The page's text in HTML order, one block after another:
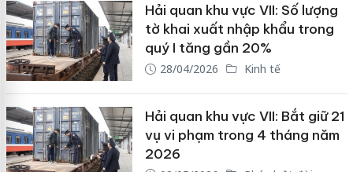
Hải quan khu vực VII: Số lượng
tờ khai xuất nhập khẩu trong
quý I tăng gần 20%
28/04/2026 Kinh tế
Hải quan khu vực VII: Bắt giữ 21
vụ vi phạm trong 4 tháng năm
2026